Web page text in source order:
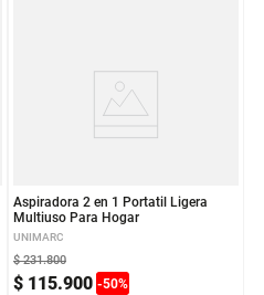
Aspiradora 2 en 1 Portatil Ligera
Multiuso Para Hogar
UNIMARC
$ 115.900 -50%
$ 231.800